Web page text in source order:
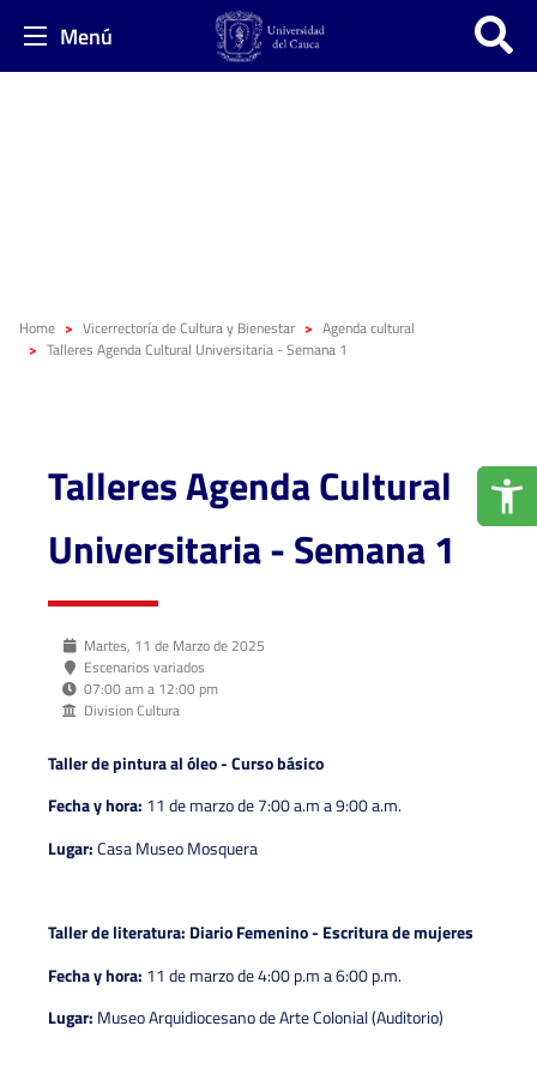
Menú
Home Vicerrectoría de Cultura y Bienestar
Agenda cultural
Talleres Agenda Cultural Universitaria - Semana 1
Talleres Agenda Cultural
Universitaria - Semana 1
Martes, 11 de Marzo de 2025
Escenarios variados
07:00 am a 12:00 pm
Division Cultura
Taller de pintura al óleo - Curso básico
Fecha y hora: 11 de marzo de 7:00 a.m a 9:00 a.m.
Lugar:Casa Museo Mosquera
Taller de literatura: Diario Femenino - Escritura de mujeres
Fecha y hora: 11 de marzo de 4:00 p.m a 6:00 p.m.
Lugar: Museo Arquidiocesano de Arte Colonial (Auditorio)